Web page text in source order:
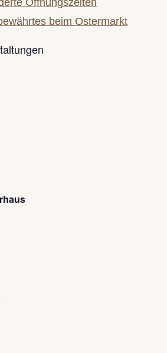
Öffnungszeiten
beim Ostermarkt